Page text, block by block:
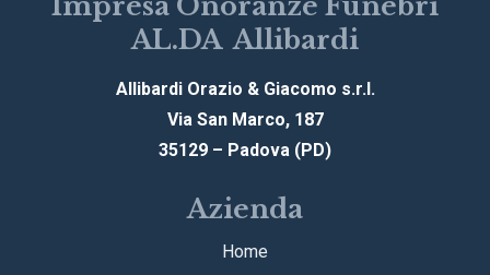
AL.DA Allibardi
Allibardi Orazio & Giacomo s.r.l.
Via San Marco, 187
35129 – Padova (PD)
Azienda
Home